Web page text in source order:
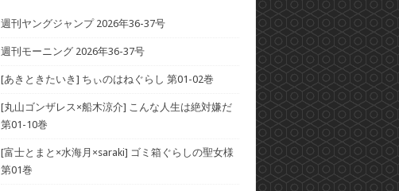
週刊ヤングジャンプ 2026年36-37号
週刊モーニング 2026年36-37号
[あきときたいき] ちぃのはねぐらし 第01-02巻
[丸山ゴンザレス×船木涼介] こんな人生は絶対嫌だ
第01-10巻
[富士とまと×水海月×saraki] ゴミ箱ぐらしの聖女様
第01巻